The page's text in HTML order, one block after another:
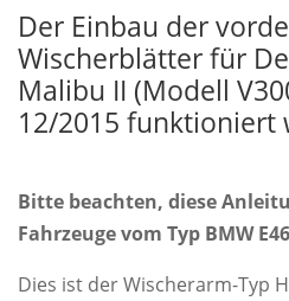
Der Einbau der
Wischerblätter für
Malibu II (Modell
12/2015 funktioniert
Bitte beachten, diese
Fahrzeuge vom Typ BMW
Dies ist der Wischerarm-Typ